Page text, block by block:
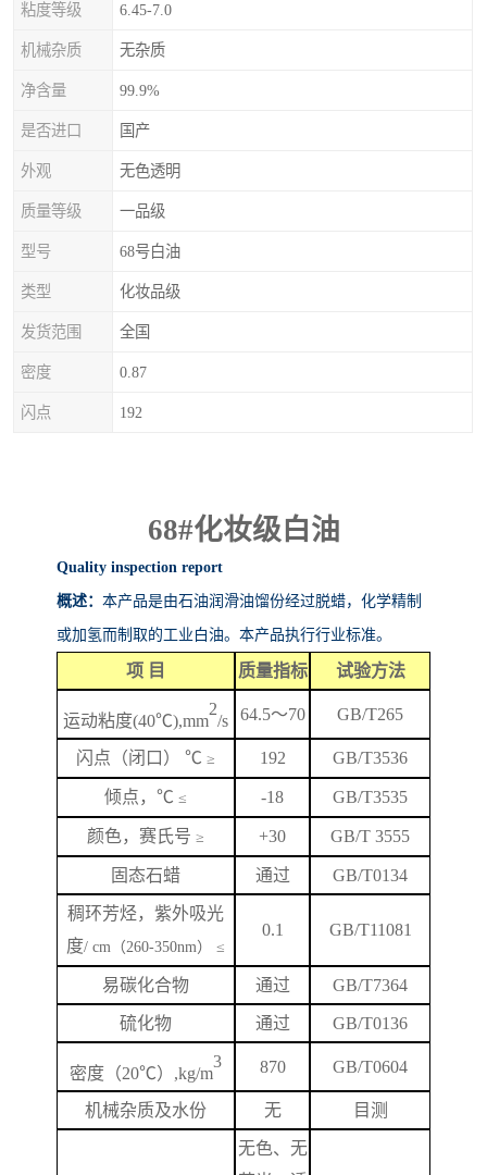
粘度等级 6.45-7.0
机械杂质 无杂质
净含量 99.9%
是否进口 国产
外观 无色透明
质量等级 一品级
型号 68号白油
类型 化妆品级
发货范围 全国
密度 0.87
闪点 192
68#化妆级白油
Quality inspection report
概述： 本产品是由石油润滑油馏份经过脱蜡，化学精制
或加氢而制取的工业白油。本产品执行行业标准。
项 目 质量指标 试验方法
运动粘度(40℃),mm
2
/s 64.5～70 GB/T265
闪 点 （闭口） ℃ ≥ 192 GB/T3536
倾点， ℃ ≤ -18 GB/T3535
颜色，赛氏号 ≥ +30 GB/T 3555
固态石蜡 通过 GB/T0134
稠环芳烃，紫外吸光
度/ cm（260-350nm） ≤
0.1 GB/T11081
易碳化合物 通过 GB/T7364
硫化物 通过 GB/T0136
密度（20℃）,kg/m
3 870 GB/T0604
机械杂质及水份 无 目测
无色、无